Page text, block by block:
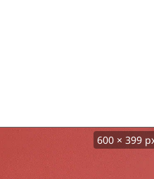
600 × 399